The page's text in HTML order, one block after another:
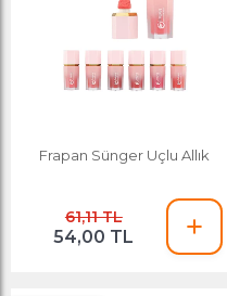
Frapan Sünger Uçlu Allık
61,11 TL
54,00 TL